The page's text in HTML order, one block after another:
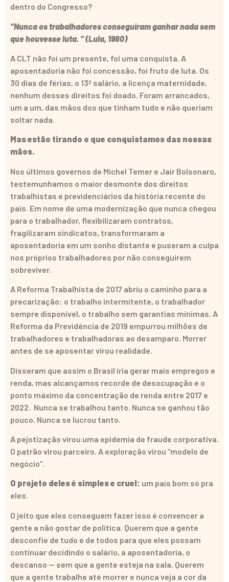
dentro do Congresso?
“Nunca os trabalhadores conseguiram ganhar nada sem
que houvesse luta. “ (Lula, 1980)
A CLT não foi um presente, foi uma conquista. A
aposentadoria não foi concessão, foi fruto de luta. Os
30 dias de férias, o 13º salário, a licença maternidade,
nenhum desses direitos foi doado. Foram arrancados,
um a um, das mãos dos que tinham tudo e não queriam
soltar nada.
Mas estão tirando o que conquistamos das nossas
mãos.
Nos últimos governos de Michel Temer e Jair Bolsonaro,
testemunhamos o maior desmonte dos direitos
trabalhistas e previdenciários da história recente do
país. Em nome de uma modernização que nunca chegou
para o trabalhador, flexibilizaram contratos,
fragilizaram sindicatos, transformaram a
aposentadoria em um sonho distante e puseram a culpa
nos próprios trabalhadores por não conseguirem
sobreviver.
A Reforma Trabalhista de 2017 abriu o caminho para a
precarização: o trabalho intermitente, o trabalhador
sempre disponível, o trabalho sem garantias mínimas. A
Reforma da Previdência de 2019 empurrou milhões de
trabalhadores e trabalhadoras ao desamparo. Morrer
antes de se aposentar virou realidade.
Disseram que assim o Brasil iria gerar mais empregos e
renda, mas alcançamos recorde de desocupação e o
ponto máximo da concentração de renda entre 2017 e
2022. Nunca se trabalhou tanto. Nunca se ganhou tão
pouco. Nunca se lucrou tanto.
A pejotização virou uma epidemia de fraude corporativa.
O patrão virou parceiro. A exploração virou “modelo de
negócio”.
O projeto deles é simples e cruel: um país bom só pra
eles.
O jeito que eles conseguem fazer isso é convencer a
gente a não gostar de política. Querem que a gente
desconfie de tudo e de todos para que eles possam
continuar decidindo o salário, a aposentadoria, o
descanso — sem que a gente esteja na sala. Querem
que a gente trabalhe até morrer e nunca veja a cor da